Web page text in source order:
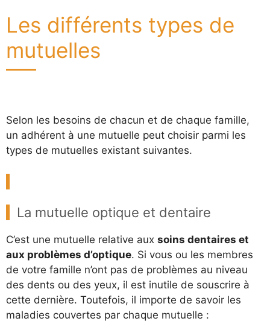
Les différents types de
mutuelles
Selon les besoins de chacun et de chaque famille,
un adhérent à une mutuelle peut choisir parmi les
types de mutuelles existant suivantes.
La mutuelle optique et dentaire
C’est une mutuelle relative aux soins dentaires et
aux problèmes d’optique. Si vous ou les membres
de votre famille n’ont pas de problèmes au niveau
des dents ou des yeux, il est inutile de souscrire à
cette dernière. Toutefois, il importe de savoir les
maladies couvertes par chaque mutuelle :